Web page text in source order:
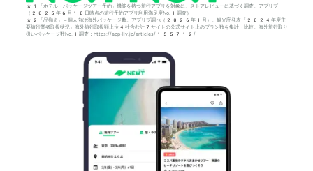
*1「ホテル・パッケージツアー予約」機能を持つ旅行アプリを対象に、ストアレビューに基づく調査。アプリブ
（2025年6月18日時点の旅行予約アプリ利用満足度No.1調査）
*2「品揃え」＝個人向け海外パッケージ数。アプリブ調べ（2026年1月）。観光庁発表「2024年度主
要旅行業者取扱状況」海外旅行取扱額上位4社含む計7サイトの公式サイト上のプラン数を集計・比較。海外旅行取り
扱いパッケージ数No.1調査：https://app-liv.jp/articles/155712/